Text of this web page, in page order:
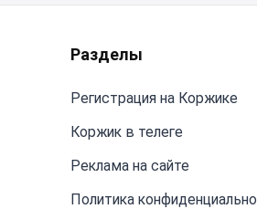
Разделы
Регистрация на Коржике
Коржик в телеге
Реклама на сайте
Политика